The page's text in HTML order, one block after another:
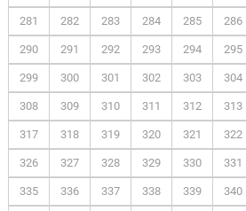
281 282 283 284 285 286
290 291 292 293 294 295
299 300 301 302 303 304
308 309 310 311 312 313
317 318 319 320 321 322
326 327 328 329 330 331
335 336 337 338 339 340